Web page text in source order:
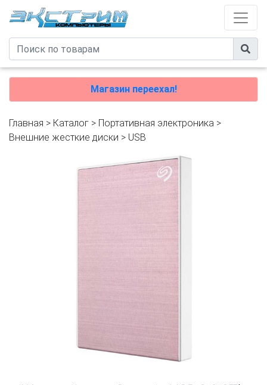
Магазин переехал!
Главная > Каталог > Портативная электроника >
Внешние жесткие диски > USB